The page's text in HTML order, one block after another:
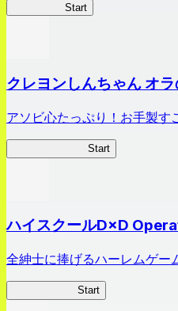
Start
クレヨンしんちゃん オ
アソビ心たっぷり！お手製す
Start
ハイスクールD×D
全紳士に捧げるハーレムゲー
Start